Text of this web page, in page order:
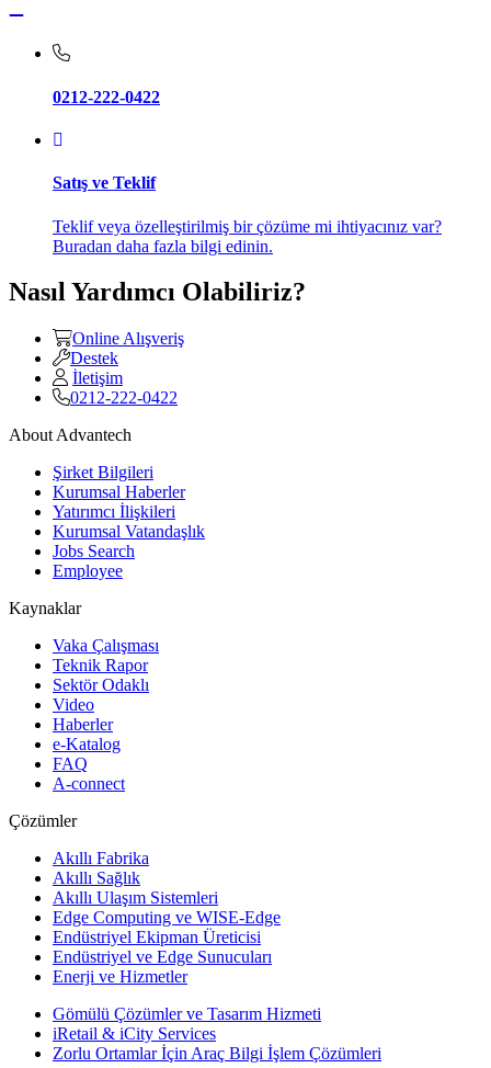
0212-222-0422
Satış ve Teklif
Teklif veya özelleştirilmiş bir çözüme mi ihtiyacınız var?
Buradan daha fazla bilgi edinin.
Nasıl Yardımcı Olabiliriz?
Online Alışveriş
Destek
İletişim
0212-222-0422
About Advantech
Şirket Bilgileri
Kurumsal Haberler
Yatırımcı İlişkileri
Kurumsal Vatandaşlık
Jobs Search
Employee
Kaynaklar
Vaka Çalışması
Teknik Rapor
Sektör Odaklı
Video
Haberler
e-Katalog
FAQ
A-connect
Çözümler
Akıllı Fabrika
Akıllı Sağlık
Akıllı Ulaşım Sistemleri
Edge Computing ve WISE-Edge
Endüstriyel Ekipman Üreticisi
Endüstriyel ve Edge Sunucuları
Enerji ve Hizmetler
Gömülü Çözümler ve Tasarım Hizmeti
iRetail & iCity Services
Zorlu Ortamlar İçin Araç Bilgi İşlem Çözümleri